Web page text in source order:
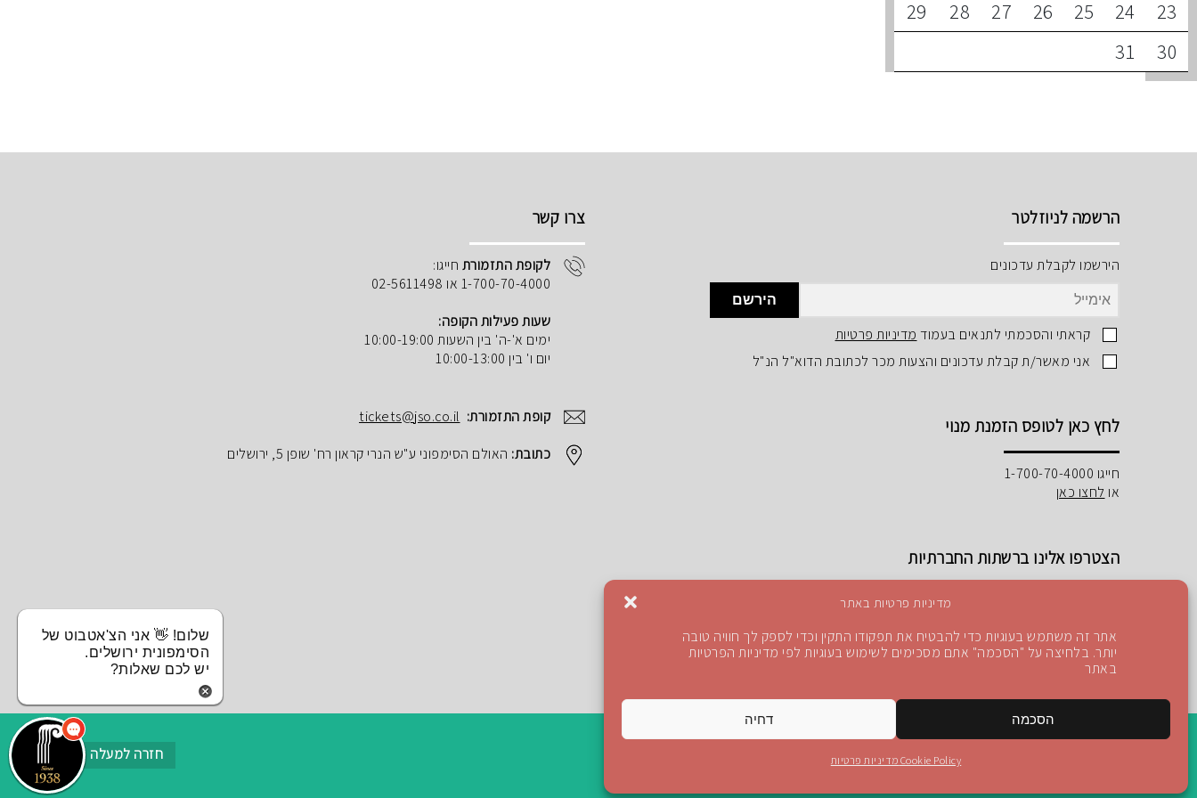
מדיניות פרטיות באתר
אתר זה משתמש בעוגיות כדי להבטיח את תפקודו התקין וכדי לספק לך חוויה טובה
יותר. בלחיצה על "הסכמה" אתם מסכימים לשימוש בעוגיות לפי מדיניות הפרטיות
באתר
הסכמה דחיה
Cookie Policy מדיניות פרטיות
23
24
25
26
27
28
29
30
31
הרשמה לניוזלטר
הירשמו לקבלת עדכונים
הירשם
קראתי והסכמתי לתנאים בעמוד מדיניות פרטיות
אני מאשר/ת קבלת עדכונים והצעות מכר לכתובת הדוא"ל הנ"ל
לחץ כאן לטופס הזמנת מנוי
חייגו 1-700-70-4000
או לחצו כאן
הצטרפו אלינו ברשתות החברתיות
facebook
YouTube
Blog
Instagram
צרו קשר
לקופת התזמורת חייגו:
1-700-70-4000 או 02-5611498
שעות פעילות הקופה:
ימים א'-ה' בין השעות 10:00-19:00
יום ו' בין 10:00-13:00
קופת התזמורת: tickets@jso.co.il
כתובת: האולם הסימפוני ע"ש הנרי קראון רח' שופן 5, ירושלים
חזרה למעלה
שלום! 👋 אני הצ'אטבוט של
הסימפונית ירושלים.
יש לכם שאלות?